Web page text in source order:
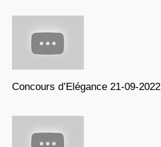
Concours d’Elégance 21-09-2022